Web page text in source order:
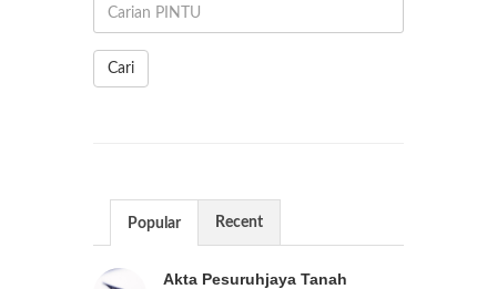
Cari
Popular Recent
Akta Pesuruhjaya Tanah